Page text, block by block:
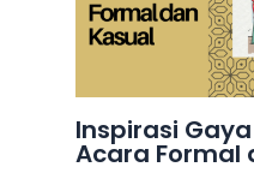
Inspirasi
Acara Formal